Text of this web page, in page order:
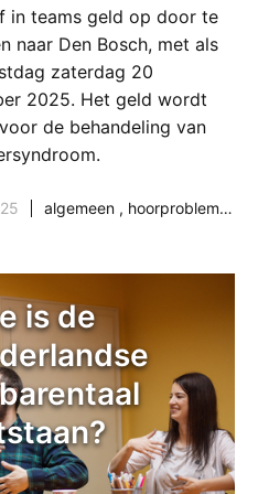
& maatschappij
in teams geld op door te
naar Den Bosch, met als
zaterdag 20
2025. Het geld wordt
de behandeling van
algemeen , hoorproblemen
is de